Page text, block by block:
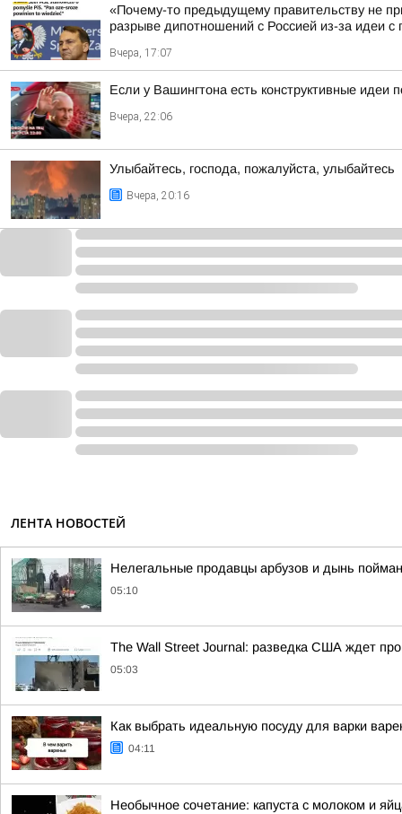
«Почему-то предыдущему правительству не
разрыве дипотношений с Россией из-за идеи с
Вчера, 17:07
Если у Вашингтона есть конструктивные
Вчера, 22:06
Улыбайтесь, господа, пожалуйста, улыбайтесь
Вчера, 20:16
ЛЕНТА НОВОСТЕЙ
Нелегальные продавцы арбузов и дынь
05:10
The Wall Street Journal: разведка США ждет
05:03
Как выбрать идеальную посуду для варки
04:11
Необычное сочетание: капуста с молоком и